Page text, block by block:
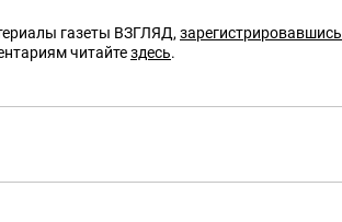
газеты ВЗГЛЯД, зарегистрировавшись
читайтездесь.